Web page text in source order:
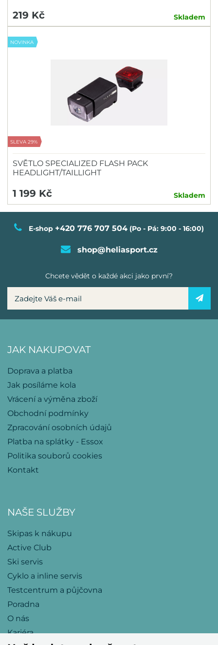
219 Kč Skladem
NOVINKA
SLEVA 29%
SVĚTLO SPECIALIZED FLASH PACK
HEADLIGHT/TAILLIGHT
1 199 Kč Skladem
E-shop +420 776 707 504 (Po - Pá: 9:00 - 16:00)
shop@heliasport.cz
Chcete vědět o každé akci jako první?
JAK NAKUPOVAT
Doprava a platba
Jak posíláme kola
Vrácení a výměna zboží
Obchodní podmínky
Zpracování osobních údajů
Platba na splátky - Essox
Politika souborů cookies
Kontakt
NAŠE SLUŽBY
Skipas k nákupu
Active Club
Ski servis
Cyklo a inline servis
Testcentrum a půjčovna
Poradna
O nás
Kariéra